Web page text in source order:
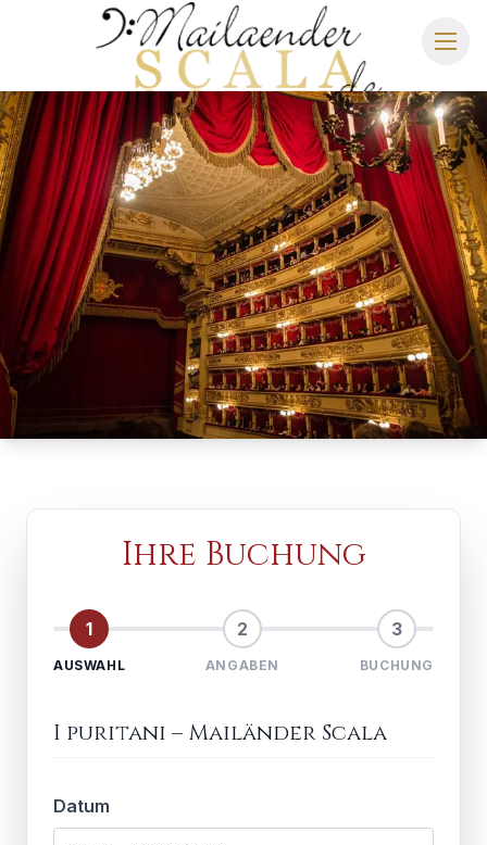
MAILÄNDER SCALA
SPIELPLAN 2026/2027
SITZPLAN HOTELS
Ihre Buchung
1
AUSWAHL
2
ANGABEN
3
BUCHUNG
I puritani – Mailänder Scala
Datum